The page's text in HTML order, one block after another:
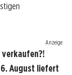
Anzeige
6. August liefert